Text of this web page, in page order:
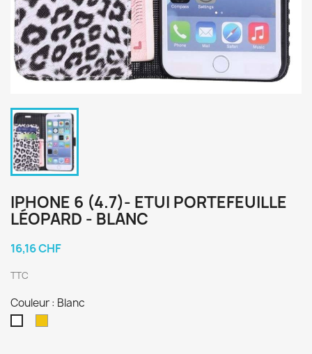
IPHONE 6 (4.7)- ETUI PORTEFEUILLE
LÉOPARD - BLANC
16,16 CHF
TTC
Couleur : Blanc